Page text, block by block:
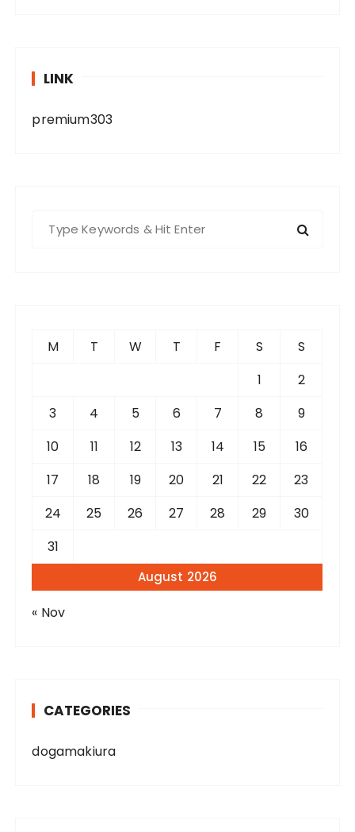
LINK
premium303
August 2026
M T W T F S
S
1
2
3
4 5 6 7 8
9
10
11 12 13 14 15
16
17
18 19 20 21 22
23
24
25 26 27 28 29
30
31
« Nov
CATEGORIES
dogamakiura